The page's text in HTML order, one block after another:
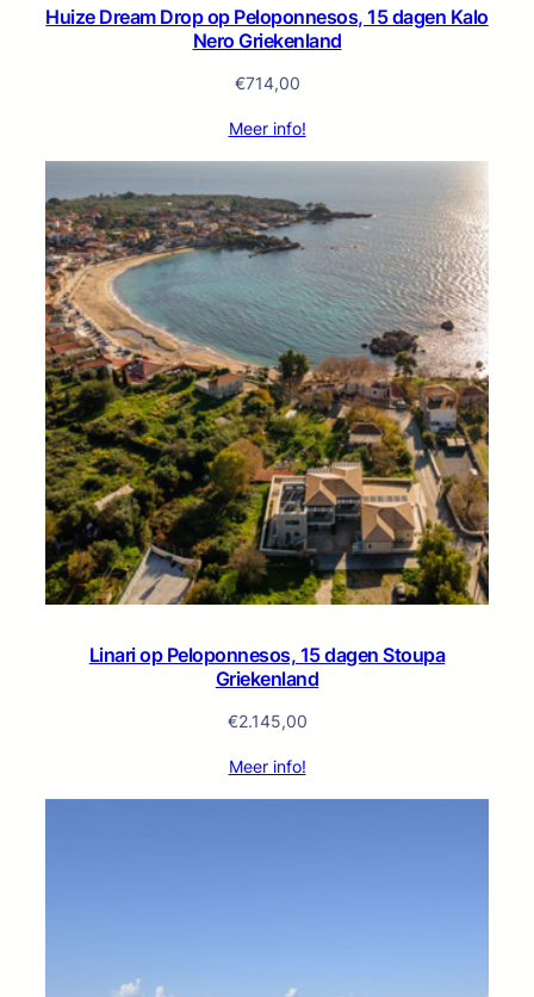
Huize Dream Drop op Peloponnesos, 15 dagen Kalo
Nero Griekenland
€714,00
Meer info!
Linari op Peloponnesos, 15 dagen Stoupa
Griekenland
€2.145,00
Meer info!